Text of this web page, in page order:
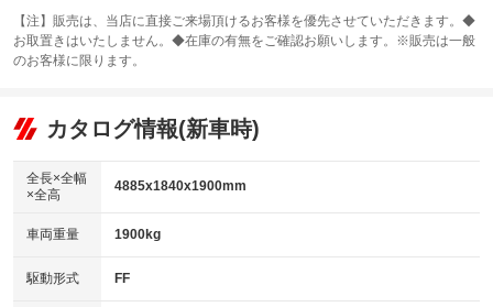
：装備あり
サンルーフ
：装備あり ABS
リフトアップ
：装備なし
：装備なし
パワーウィンドウ
アイドリングストップ
：装備なし
USB入力端子
：装備なし
カーナビ：SDナビ
：装備あり
TV
：装備なし
ビジュアル：-／DVD再生
：装備あり
アルミホイール：18インチ
：装備あり
HID(キセノンライト)
【注】販売は、当店に直接ご来場頂けるお客様を優先させていただきます。◆
お取置きはいたしません。◆在庫の有無をご確認お願いします。※販売は一般
のお客様に限ります。
カタログ情報(新車時)
全長×全幅
×全高
4885x1840x1900mm
車両重量 1900kg
駆動形式 FF